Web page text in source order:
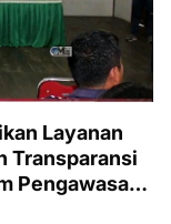
Layanan
Transparansi
Pengawasan